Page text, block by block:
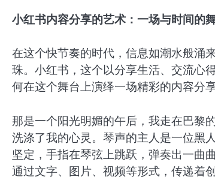
小红书内容分享的艺术：一场与时间的
在这个快节奏的时代，信息如潮水般涌
珠。小红书，这个以分享生活、交流心
何在这个舞台上演绎一场精彩的内容分
那是一个阳光明媚的午后，我走在巴黎
洗涤了我的心灵。琴声的主人是一位黑
坚定，手指在琴弦上跳跃，弹奏出一曲
通过文字、图片、视频等形式，传递着